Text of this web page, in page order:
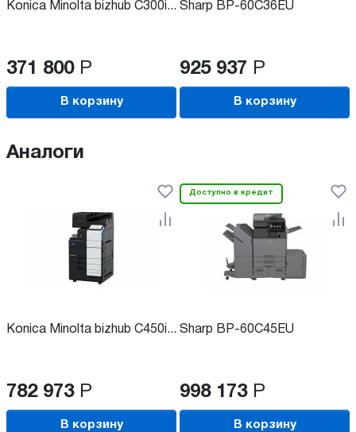
Konica Minolta bizhub C300i...
371 800 Р
В корзину
Sharp BP-60C36EU
925 937 Р
В корзину
Аналоги
Konica Minolta bizhub C450i...
782 973 Р
В корзину
Доступно в кредит
Sharp BP-60C45EU
998 173 Р
В корзину